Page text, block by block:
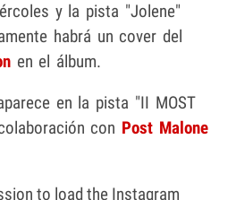
y la pista "Jolene"
habrá un cover del
en el álbum.
en la pista "II MOST
con Post Malone
to load the Instagram